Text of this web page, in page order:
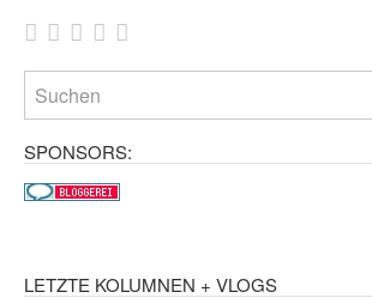
SPONSORS:
LETZTE KOLUMNEN + VLOGS